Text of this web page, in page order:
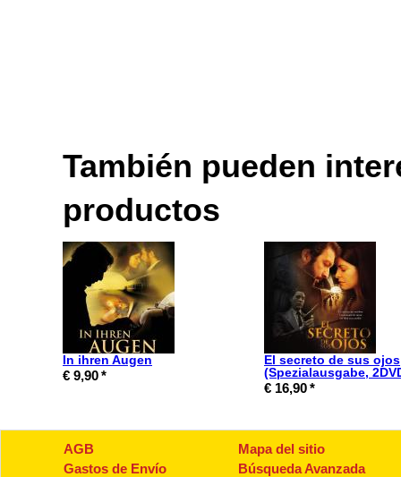
También pueden
productos
In ihren Augen
€ 9,90*
El secreto de sus ojos
(Spezialausgabe,
€ 16,90*
AGB
Gastos de Envío
Mapa del sitio
Búsqueda Avanzada